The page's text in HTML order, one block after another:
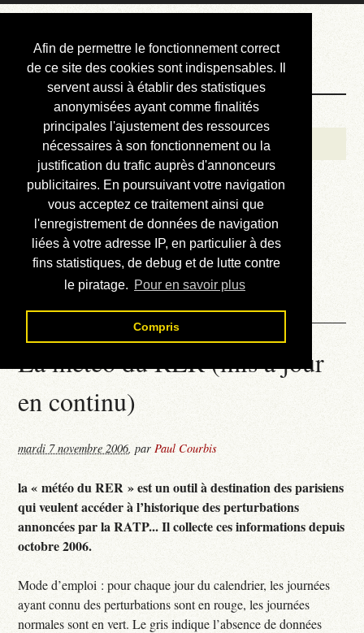
Afin de permettre le fonctionnement correct
de ce site des cookies sont indispensables. Il
servent aussi à établir des statistiques
anonymisées ayant comme finalités
principales l'ajustement des ressources
nécessaires à son fonctionnement ou la
justification du trafic auprès d'annonceurs
publicitaires. En poursuivant votre navigation
vous acceptez ce traitement ainsi que
l'enregistrement de données de navigation
liées à votre adresse IP, en particulier à des
fins statistiques, de debug et de lutte contre
le piratage. Pour en savoir plus
Compris
Courbis, « LE »
Blog Officiel
Bienvenue
Réalisations
Divers (et d’été)
Annonces
Liens externes
Téléchargement
Contact
La météo du RER (mis à jour
en continu)
mardi 7 novembre 2006,parPaul Courbis
la « météo du RER » est un outil à destination des parisiens
qui veulent accéder à l’historique des perturbations
annoncées par la RATP... Il collecte ces informations depuis
octobre 2006.
Mode d’emploi : pour chaque jour du calendrier, les journées
ayant connu des perturbations sont en rouge, les journées
normales sont en vert. Le gris indique l’absence de données